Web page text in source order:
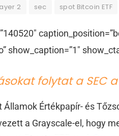
2 sec spot Bitcoin ETF
show_caption=”1″
folytat a SEC
Államok Értékpapír- és
a Grayscale-el, hogy